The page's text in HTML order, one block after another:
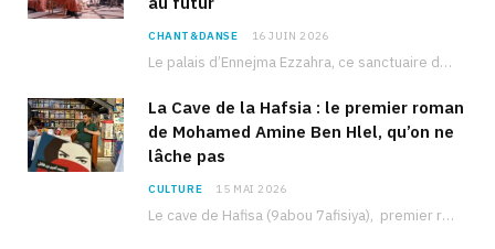
CHANT&DANSE 16 JUIN 2026
Le palais d’Ennejma Ezzahra, ce sanctuaire de la musique tunisienne et méditerranéenne construit par le…
La Cave de la Hafsia : le premier roman
de Mohamed Amine Ben Hlel, qu’on ne
lâche pas
CULTURE 15 MAI 2026
Le cave de Hafisa (9abou 7afisiya), premier roman du journaliste tunisien Mohamed Amine Ben Hlel,…